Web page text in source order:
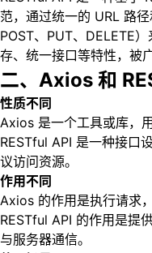
范，通过统一的 URL 路
POST、PUT、DELETE
存、统一接口等特性，被
二、Axios 和
性质不同
Axios 是一个工具或库，
RESTful API 是一种接口
议访问资源。
作用不同
Axios 的作用是执行请求
RESTful API 的作用是提
与服务器通信。